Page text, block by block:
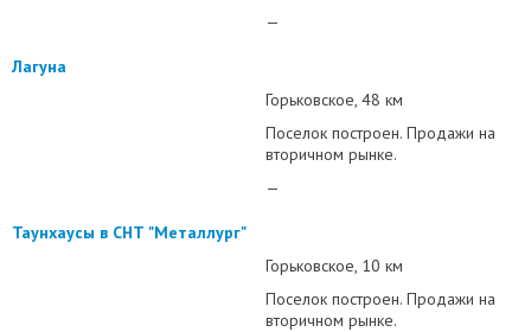
—
Лагуна
Горьковское 48 км
Поселок построен. Продажи на
вторичном рынке.
—
Таунхаусы в СНТ "Металлург"
Горьковское 10 км
Поселок построен. Продажи на
вторичном рынке.